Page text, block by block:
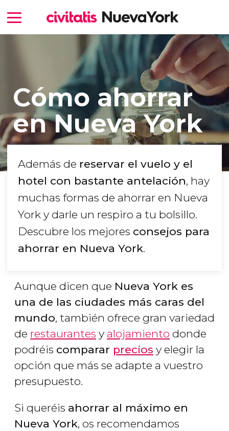
Cómo ahorrar
en Nueva York
Además de reservar el vuelo y el
hotel con bastante antelación, hay
muchas formas de ahorrar en Nueva
York y darle un respiro a tu bolsillo.
Descubre los mejores consejos para
ahorrar en Nueva York.
Aunque dicen que Nueva York es
una de las ciudades más caras del
mundo, también ofrece gran variedad
de restaurantes y alojamiento donde
podréis comparar precios y elegir la
opción que más se adapte a vuestro
presupuesto.
Si queréis ahorrar al máximo en
Nueva York, os recomendamos